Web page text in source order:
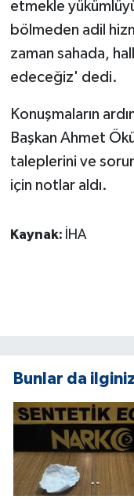
etmekle
bölmeden adil
zaman sahada,
edeceğiz' dedi.
Konuşmaların
Başkan Ahmet
taleplerini ve
için notlar aldı.
Kaynak: İHA
Bunlar da